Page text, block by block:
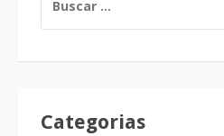
Categorias